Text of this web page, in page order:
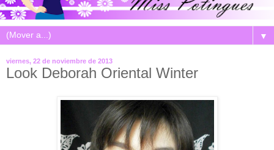
▼
viernes, 22 de noviembre de 2013
Look Deborah Oriental Winter